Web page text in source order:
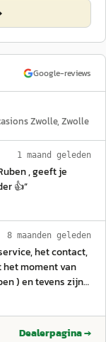
Google-reviews
Zwolle, Zwolle
1 maand geleden
, geeft je
👍”
8 maanden geleden
het contact,
het moment van
) en tevens zijn
Dank
gereageerd.
Dealerpagina →